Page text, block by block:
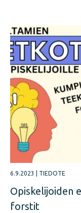
6.9.2023 TIEDOTE
Opiskelijoiden
forstit